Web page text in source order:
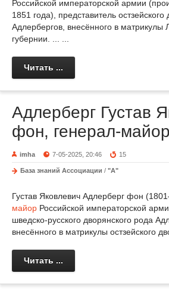
Российской императорской армии
1851 года), представитель остзейского
Адлербергов, внесённого в матрикулы
губернии. ... ...
Читать ...
Адлерберг Густав
фон, генерал-майор
imha 7-05-2025, 20:46 15
База знаний Ассоциации / "А"
Густав Яковлевич Адлерберг фон
майор Российской императорской
шведско-русского дворянского рода
внесённого в матрикулы остзейского
Читать ...